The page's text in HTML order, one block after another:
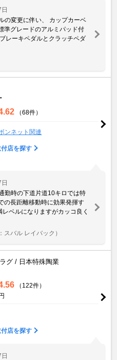
の変更に伴い、 カップカーベ
準グレードのアルミパッド付
レーキペダルとクラッチペダ
（68件）
ンネット関連
店を探す
勤時の下道片道10キロでは特
の長距離移動時に効果発揮す
ベルになりますがカッコ良く
スバル レイバック）
グ / 日本特殊陶業
（122件）
店を探す